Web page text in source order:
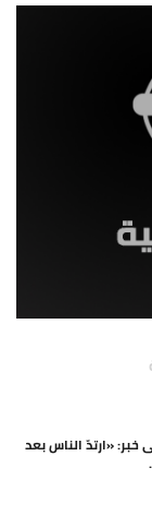
«ارتدّ الناس بعد